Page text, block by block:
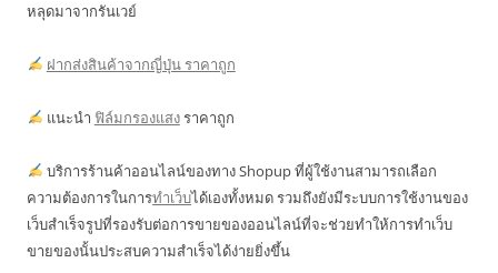
หลุดมาจากรันเวย์
ฝากส่งสินค้าจากญี่ปุ่น ราคาถูก
แนะนำ ฟิล์มกรองแสงราคาถูก
บริการร้านค้าออนไลน์ของทาง Shopup ที่ผู้ใช้งานสามารถเลือก
ความต้องการในการทำเว็บได้เองทั้งหมด รวมถึงยังมีระบบการใช้งานของ
เว็บสำเร็จรูปที่รองรับต่อการขายของออนไลน์ที่จะช่วยทำให้การทำเว็บ
ขายของนั้นประสบความสำเร็จได้ง่ายยิ่งขึ้น